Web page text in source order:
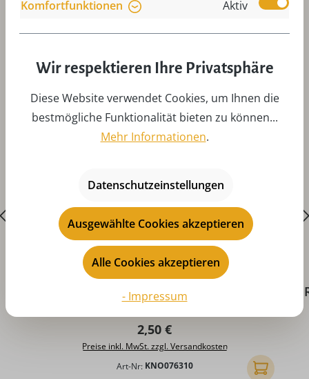
Durchschnittliche Bewertung von 4.9 von 5 Sternen
Räucherkerzen - bunte Mischung, klein, 24
Stück von KNOX
Regulärer Preis:
2,50 €
Preise inkl. MwSt. zzgl. Versandkosten
Art-Nr: KNO076310 In den
Komfortfunktionen
Aktiv
Wir respektieren Ihre Privatsphäre
Diese Website verwendet Cookies, um Ihnen die
bestmögliche Funktionalität bieten zu können...
Mehr Informationen.
Datenschutzeinstellungen
Ausgewählte Cookies akzeptieren
Alle Cookies akzeptieren
- Impressum